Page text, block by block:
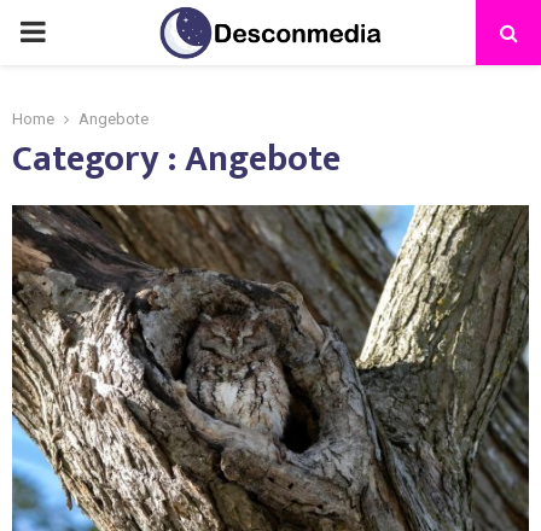
Home Angebote
Category : Angebote